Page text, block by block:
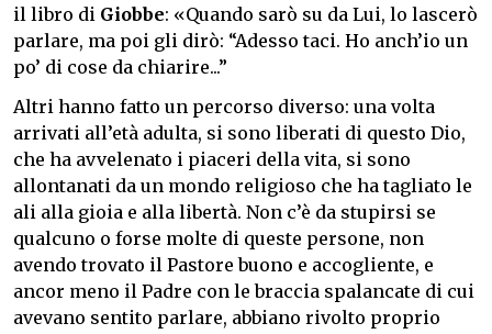
il libro di Giobbe: «Quando sarò su da Lui, lo lascerò
parlare, ma poi gli dirò: “Adesso taci. Ho anch’io un
po’ di cose da chiarire...”
Altri hanno fatto un percorso diverso: una volta
arrivati all’età adulta, si sono liberati di questo Dio,
che ha avvelenato i piaceri della vita, si sono
allontanati da un mondo religioso che ha tagliato le
ali alla gioia e alla libertà. Non c’è da stupirsi se
qualcuno o forse molte di queste persone, non
avendo trovato il Pastore buono e accogliente, e
ancor meno il Padre con le braccia spalancate di cui
avevano sentito parlare, abbiano rivolto proprio